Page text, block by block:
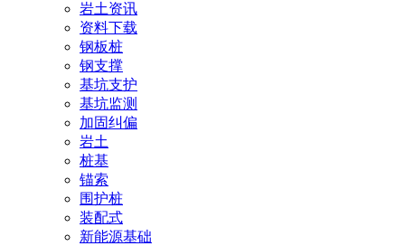
岩土资讯
资料下载
钢板桩
钢支撑
基坑支护
基坑监测
加固纠偏
岩土
桩基
锚索
围护桩
装配式
新能源基础